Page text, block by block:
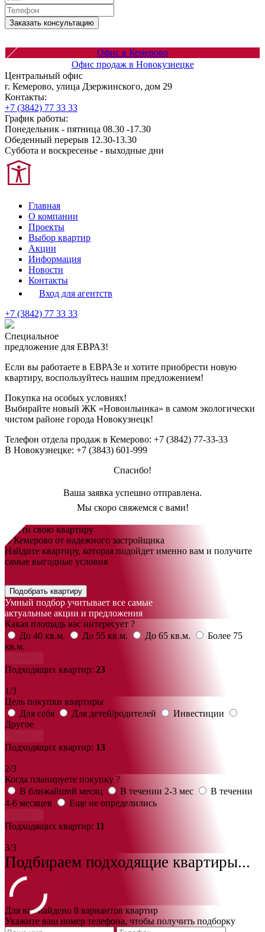
Заказать консультацию
Офис в Кемерово
Офис продаж в Новокузнецке
Центральный офис
г. Кемерово, улица Дзержинского, дом 29
Контакты:
+7 (3842) 77 33 33
График работы:
Понедельник - пятница 08.30 -17.30
Обеденный перерыв 12.30-13.30
Суббота и воскресенье - выходные дни
Главная
О компании
Проекты
Выбор квартир
Акции
Информация
Новости
Контакты
Вход для агентств
+7 (3842) 77 33 33
Специальное
предложение для ЕВРАЗ!
Если вы работаете в ЕВРАЗе и хотите приобрести новую
квартиру, воспользуйтесь нашим предложением!
Покупка на особых условиях!
Выбирайте новый ЖК «Новоильинка» в самом экологически
чистом районе города Новокузнецк!
Телефон отдела продаж в Кемерово: +7 (3842) 77-33-33
В Новокузнецке: +7 (3843) 601-999
Спасибо!
Ваша заявка успешно отправлена.
Мы скоро свяжемся с вами!
Найти свою квартиру
В Кемерово от надежного застройщика
Найдите квартиру, которая подойдет именно вам и получите
самые выгодные условия
Подобрать квартиру
Умный подбор учитывает все самые
актуальные акции и предложения
Какая площадь вас интересует ?
До 40 кв.м.
До 55 кв.м. До 65 кв.м.
Более 75
кв.м.
Подходящих квартир: 23
1/3
Цель покупки квартиры
Для себя
Для детей/родителей
Инвестиции
Другое
Подходящих квартир: 13
2/3
Когда планируете покупку ?
В ближайший месяц
В течении 2-3 мес
В течении
4-6 месяцев
Еще не определились
Подходящих квартир: 11
3/3
Подбираем подходящие квартиры...
Для вас найдено 8 вариантов квартир
Укажите ваш номер телефона, чтобы получить подборку